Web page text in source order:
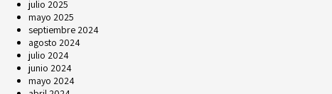
julio 2025
mayo 2025
septiembre 2024
agosto 2024
julio 2024
junio 2024
mayo 2024